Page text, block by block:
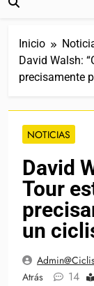
Inicio
David Walsh:
precisamente
NOTICIAS
David
Tour
un
Atrás
14